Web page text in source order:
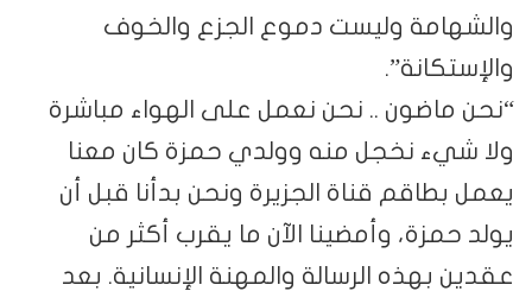
والشهامة وليست دموع الجزع والخوف
والإستكانة”.
“نحن ماضون .. نحن نعمل على الهواء مباشرة
ولا شيء نخجل منه وولدي حمزة كان معنا
يعمل بطاقم قناة الجزيرة ونحن بدأنا قبل أن
يولد حمزة، وأمضينا الآن ما يقرب أكثر من
عقدين بهذه الرسالة والمهنة الإنسانية. بعد